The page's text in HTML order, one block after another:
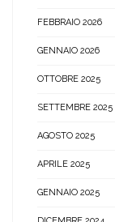
FEBBRAIO 2026
GENNAIO 2026
OTTOBRE 2025
SETTEMBRE 2025
AGOSTO 2025
APRILE 2025
GENNAIO 2025